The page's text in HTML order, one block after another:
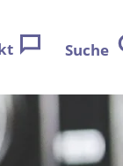
Suche